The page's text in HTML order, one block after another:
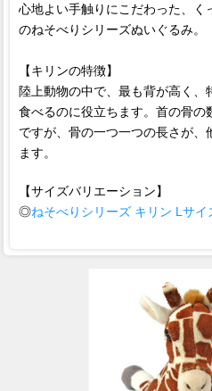
心地よい手触りにこだわった、
のねそべりシリーズぬいぐるみ。
【キリンの特徴】
陸上動物の中で、最も背が高く
食べるのに役立ちます。首の骨の
ですが、骨の一つ一つの長さが
ます。
【サイズバリエーション】
◎ねそべりシリーズ キリン Lサ